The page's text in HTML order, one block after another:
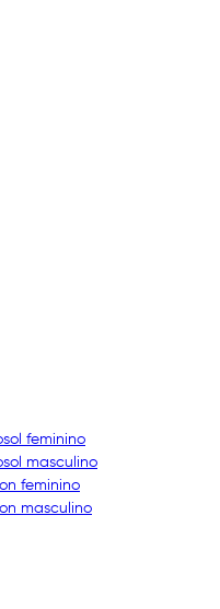
feminino
masculino
feminino
masculino